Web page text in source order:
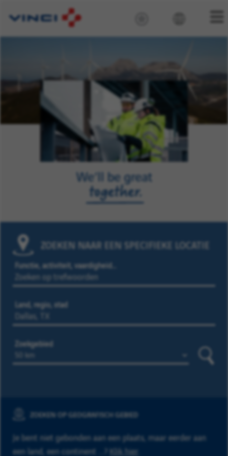
ZOEKEN NAAR EEN SPECIFIEKE LOCATIE
Functie, activiteit, vaardigheid…
Land, regio, stad
Zoekgebied
ZOEKEN OP GEOGRAFISCH GEBIED
Je bent niet gebonden aan een plaats, maar eerder aan
een land, een continent ...? Klik hier